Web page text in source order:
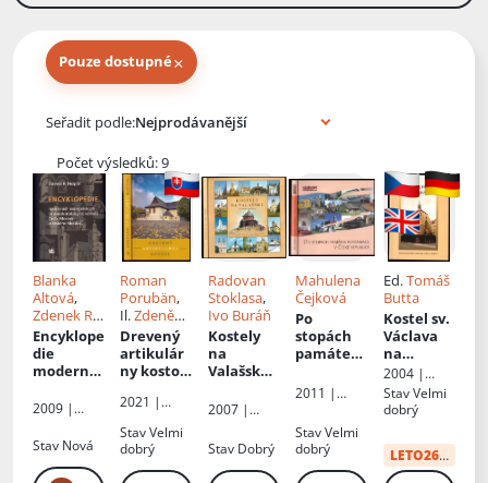
Pouze dostupné×
Seřadit podle:
Počet výsledků: 9
Blanka
Altová,
Zdenek R
Nespor
Encyklope
die
moderníc
evangelic
kých (a
starokato
kostelů
2009 |
Stav Nová
Roman
Porubän,
Il.Zdeněk
Baliga,
Dominik
Bugár,
Dušan
Jurdík,Ján
,Mikuláš
Lipták
Ladislav
Drevený
artikulár
ny kostol:
2021 |
StavVelmi
dobrý
Radovan
Stoklasa,
Ivo Buráň
Kostely
na
Valašsku
ko,
Rožnovsk
o,
Vsetínsko
, Zlínsko,
2007 |
Stav Dobrý
Mahulena
Čejková
Po
stopách
památek
e v České
republice
2011 |
Českobratr
ská církev
evangelická
ve
StavVelmi
dobrý
Ed.Tomáš
Butta
Kostel sv.
Václava
na
Zderaze
prostor
pro
evangeliu
m a
umění :
sborník k
2004 |
Církev
českoslove
Nábožensk
á obec
StavVelmi
dobrý
LETO26
:48 Kč